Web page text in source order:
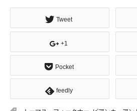
Tweet
+1
Pocket
feedly